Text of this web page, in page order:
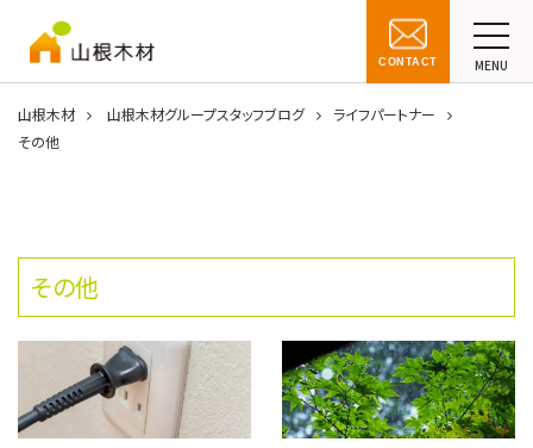
CONTACT MENU
山根木材 山根木材グループスタッフブログ
ライフパートナー
その他
その他